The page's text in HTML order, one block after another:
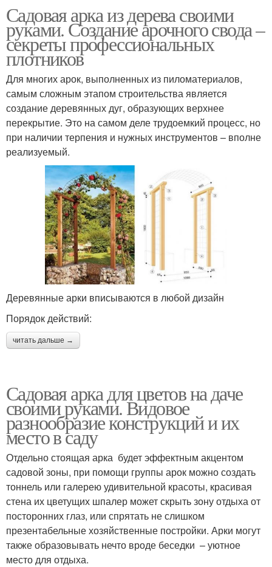
Садовая арка из дерева своими
руками. Создание арочного свода –
секреты профессиональных
плотников
Для многих арок, выполненных из пиломатериалов,
самым сложным этапом строительства является
создание деревянных дуг, образующих верхнее
перекрытие. Это на самом деле трудоемкий процесс, но
при наличии терпения и нужных инструментов – вполне
реализуемый.
Деревянные арки вписываются в любой дизайн
Порядок действий:
читать дальше →
Садовая арка для цветов на даче
своими руками. Видовое
разнообразие конструкций и их
место в саду
Отдельно стоящая арка будет эффектным акцентом
садовой зоны, при помощи группы арок можно создать
тоннель или галерею удивительной красоты, красивая
стена их цветущих шпалер может скрыть зону отдыха от
посторонних глаз, или спрятать не слишком
презентабельные хозяйственные постройки. Арки могут
также образовывать нечто вроде беседки – уютное
место для отдыха.